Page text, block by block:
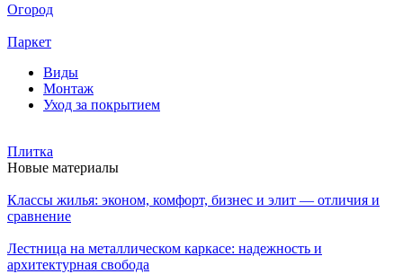
Огород
Паркет
Виды
Монтаж
Уход за покрытием
Плитка
Новые материалы
Классы жилья: эконом, комфорт, бизнес и элит — отличия и
сравнение
Лестница на металлическом каркасе: надежность и
архитектурная свобода